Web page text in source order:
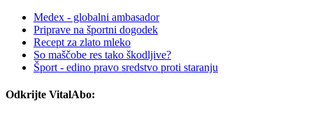
Medex - globalni ambasador
Priprave na športni dogodek
Recept za zlato mleko
So maščobe res tako škodljive?
Šport - edino pravo sredstvo proti staranju
Odkrijte VitalAbo: